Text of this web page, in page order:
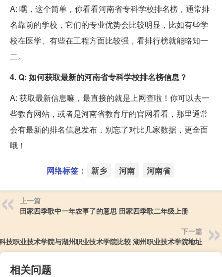
A: 嘿，这个简单，你看看河南省专科学校排名榜，通常排
名靠前的学校，它们的专业优势会比较明显，比如有些学
校在医学、有些在工程方面比较强，看排行榜就能略知一
二。
4. Q: 如何获取最新的河南省专科学校排名榜信息？
A: 获取最新信息嘛，最直接的就是上网查啦！你可以去一
些教育网站，或者是河南省教育厅的官网看看，那里通常
会有最新的排名信息发布，别忘了对比几家数据，更全面
哦！
网络标签： 新乡 河南 河南省
上一篇
田家四季歌中一年农事了的意思 田家四季歌二年级上册
下一篇
技职业技术学院与湖州职业技术学院比较 湖州职业技术学院地址
相关问题